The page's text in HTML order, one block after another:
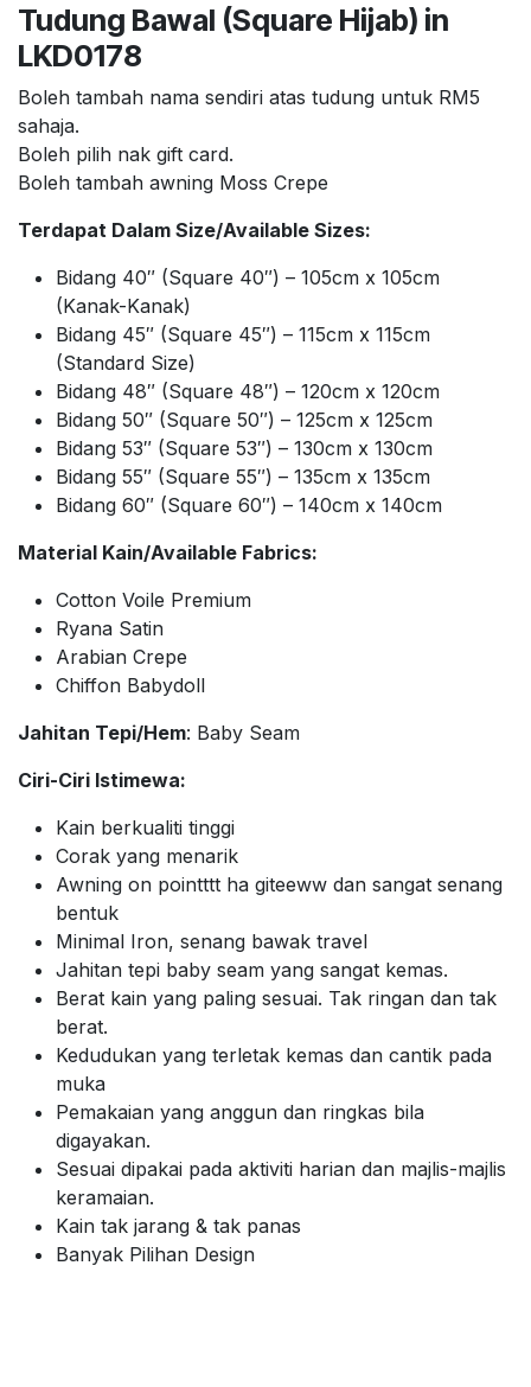
Tudung Bawal (Square Hijab) in
LKD0178
Boleh tambah nama sendiri atas tudung untuk RM5
sahaja.
Boleh pilih nak gift card.
Boleh tambah awning Moss Crepe
Terdapat Dalam Size/Available Sizes:
Bidang 40″ (Square 40″) – 105cm x 105cm
(Kanak-Kanak)
Bidang 45″ (Square 45″) – 115cm x 115cm
(Standard Size)
Bidang 48″ (Square 48″) – 120cm x 120cm
Bidang 50″ (Square 50″) – 125cm x 125cm
Bidang 53″ (Square 53″) – 130cm x 130cm
Bidang 55″ (Square 55″) – 135cm x 135cm
Bidang 60″ (Square 60″) – 140cm x 140cm
Material Kain/Available Fabrics:
Cotton Voile Premium
Ryana Satin
Arabian Crepe
Chiffon Babydoll
Jahitan Tepi/Hem: Baby Seam
Ciri-Ciri Istimewa:
Kain berkualiti tinggi
Corak yang menarik
Awning on pointttt ha giteeww dan sangat senang
bentuk
Minimal Iron, senang bawak travel
Jahitan tepi baby seam yang sangat kemas.
Berat kain yang paling sesuai. Tak ringan dan tak
berat.
Kedudukan yang terletak kemas dan cantik pada
muka
Pemakaian yang anggun dan ringkas bila
digayakan.
Sesuai dipakai pada aktiviti harian dan majlis-majlis
keramaian.
Kain tak jarang & tak panas
Banyak Pilihan Design